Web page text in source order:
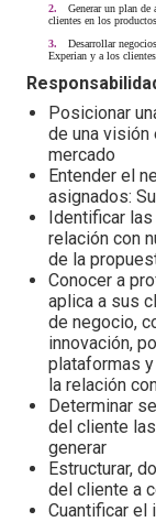
Generar un plan de
clientes en los
Desarrollar
Experian y a los clientes.
Posicionar
de una
mercado
Entender el
asignados:
Identificar
relación con
de la
Conocer a
aplica a sus
de negocio,
innovación,
plataformas
la relación
Determinar
del cliente
generar
Estructurar,
del cliente a
Cuantificar el